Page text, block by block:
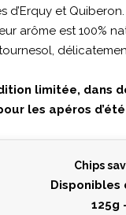
et
arôme est 100%
limitée, dans
les apéros
Chips
Disponibles
125g